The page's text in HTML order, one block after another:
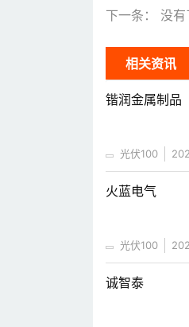
下一条：
相关资讯
锴润金属制品
光伏100
火蓝电气
光伏100
诚智泰